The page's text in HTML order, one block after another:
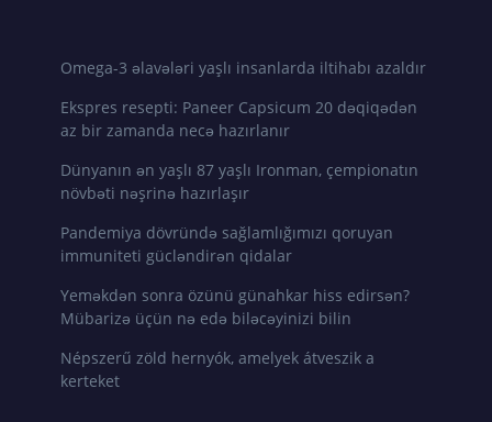
Omega-3 əlavələri yaşlı insanlarda iltihabı azaldır
Ekspres resepti: Paneer Capsicum 20 dəqiqədən
az bir zamanda necə hazırlanır
Dünyanın ən yaşlı 87 yaşlı Ironman, çempionatın
növbəti nəşrinə hazırlaşır
Pandemiya dövründə sağlamlığımızı qoruyan
immuniteti gücləndirən qidalar
Yeməkdən sonra özünü günahkar hiss edirsən?
Mübarizə üçün nə edə biləcəyinizi bilin
Népszerű zöld hernyók, amelyek átveszik a
kerteket